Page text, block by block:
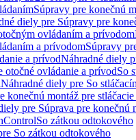
Súpravy pre konečnú
diely pre Súpravy pre
ovládaním a prívodom
a prívodomSúpravy
a prívodNáhradné diely
otočné ovládanie a prívodSo
Náhradné diely pre So
konečnú montáž pre
pre Súprava pre konečnú
So zátkou odtokového
So zátkou odtokového